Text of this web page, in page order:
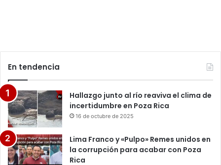
En tendencia
Hallazgo junto al río reaviva el clima de
incertidumbre en Poza Rica
16 de octubre de 2025
Lima Franco y «Pulpo» Remes unidos en
la corrupción para acabar con Poza
Rica